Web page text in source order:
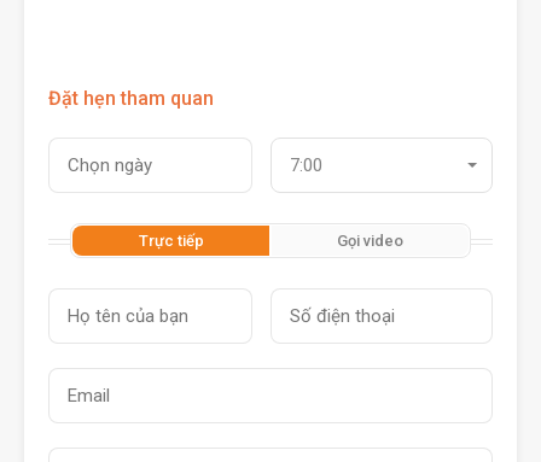
Đặt hẹn tham quan
7:00
Trực tiếp Gọi video